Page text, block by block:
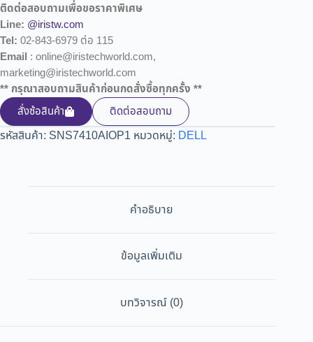
ติดต่อสอบถามเพื่อขอราคาพิเศษ
Line: @iristw.com
Tel: 02-843-6979 ต่อ 115
Email : online@iristechworld.com,
marketing@iristechworld.com
** กรุณาสอบถามสินค้าก่อนกดสั่งซื้อทุกครั้ง **
สั่งซ้อสินค้า
ติดต่อสอบถาม
รหัสสินค้า: SNS7410AIOP1 หมวดหมู่: DELL
คำอธิบาย
ข้อมูลเพิ่มเติม
บทวิจารณ์ (0)